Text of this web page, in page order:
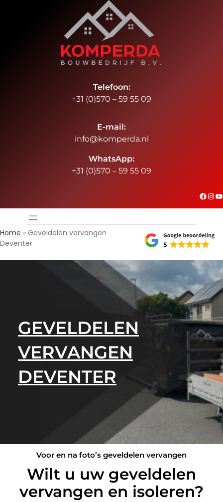
Telefoon:
+31 (0)570 – 59 55 09
E-mail:
info@komperda.nl
WhatsApp:
+31 (0)570 – 59 55 09
# InstagramYouTube
Home » Geveldelen vervangen
Deventer
GEVELDELEN
VERVANGEN
DEVENTER
Voor en na foto’s geveldelen vervangen
Wilt u uw geveldelen
vervangen en isoleren?